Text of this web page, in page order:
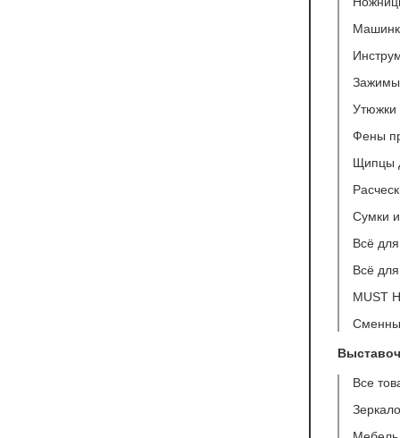
Зажимы
Утюжки
Фены
Щипцы
Сумки
Всё
Всё
MUST
Все